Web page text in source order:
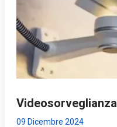
Videosorveglianza
09 Dicembre 2024